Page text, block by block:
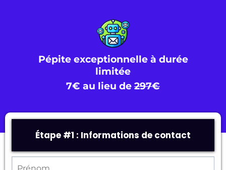
Pépite exceptionnelle à durée
limitée
7€ au lieu de 297€
Étape #1 : Informations de contact